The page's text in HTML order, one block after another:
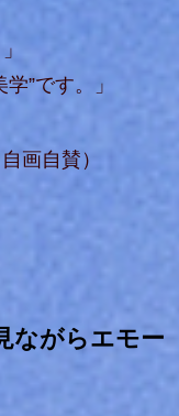
”です。」
画自賛）
ながらエモー